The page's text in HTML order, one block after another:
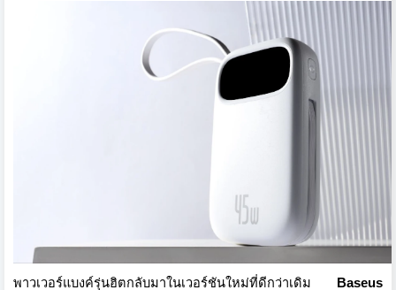
พาวเวอร์แบงค์รุ่นฮิตกลับมาในเวอร์ชันใหม่ที่ดีกว่าเดิม
Baseus